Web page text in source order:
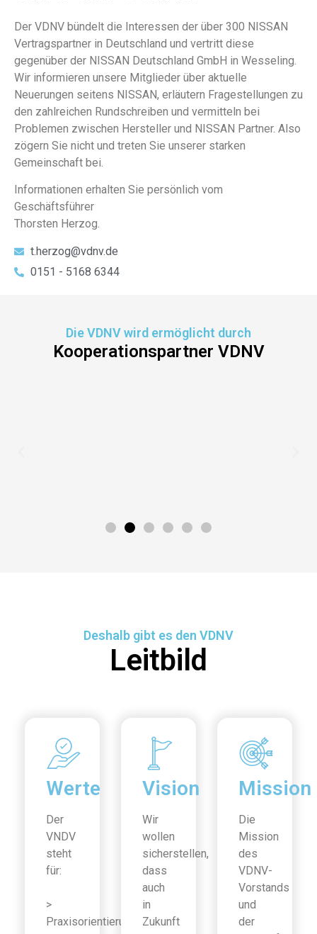
Der VDNV bündelt die Interessen der über 300 NISSAN
Vertragspartner in Deutschland und vertritt diese
gegenüber der NISSAN Deutschland GmbH in Wesseling.
Wir informieren unsere Mitglieder über aktuelle
Neuerungen seitens NISSAN, erläutern Fragestellungen zu
den zahlreichen Rundschreiben und vermitteln bei
Problemen zwischen Hersteller und NISSAN Partner. Also
zögern Sie nicht und treten Sie unserer starken
Gemeinschaft bei.
Informationen erhalten Sie persönlich vom
Geschäftsführer
Thorsten Herzog.
t.herzog@vdnv.de
0151 - 5168 6344
Die VDNV wird ermöglicht durch
Kooperationspartner VDNV
Deshalb gibt es den VDNV
Leitbild
Werte
Der
VNDV
steht
für:
>
Praxisorientierung
Vision
Wir
wollen
sicherstellen,
dass
auch
in
Zukunft
Mission
Die
Mission
des
VDNV-
Vorstands
und
der